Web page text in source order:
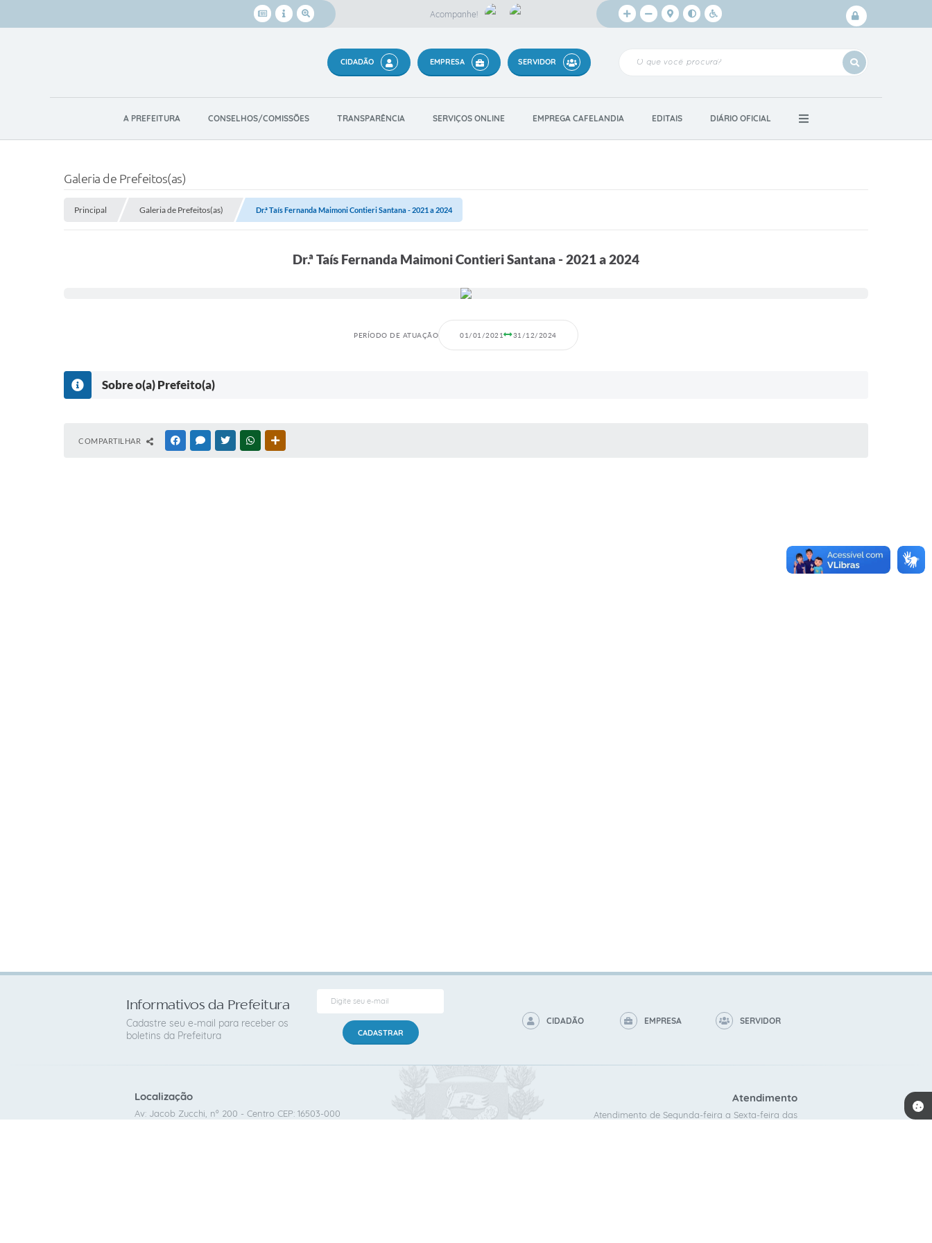
Login /
Acompanhe!
CIDADÃO EMPRESA SERVIDOR
A PREFEITURA CONSELHOS/COMISSÕES TRANSPARÊNCIA SERVIÇOS ONLINE EMPREGA CAFELANDIA EDITAIS DIÁRIO OFICIAL
Galeria de Prefeitos(as)
Principal Galeria de Prefeitos(as) Dr.ª Taís Fernanda Maimoni Contieri Santana - 2021 a 2024
Dr.ª Taís Fernanda Maimoni Contieri Santana - 2021 a 2024
PERÍODO DE ATUAÇÃO 01/01/2021 31/12/2024
Sobre o(a) Prefeito(a)
COMPARTILHAR FACEBOOKMESSENGER
TWITTERWHATSAPP
Informativos da Prefeitura
Cadastre seu e-mail para receber os
boletins da Prefeitura
CADASTRAR
CIDADÃO EMPRESA SERVIDOR
Localização
Av: Jacob Zucchi, nº 200 - Centro CEP: 16503‐000
Atendimento
Atendimento de Segunda-feira a Sexta-feira das